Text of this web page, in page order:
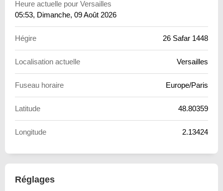
Heure actuelle pour Versailles
05:53, Dimanche, 09 Août 2026
Hégire 26 Safar 1448
Localisation actuelle Versailles
Fuseau horaire Europe/Paris
Latitude 48.80359
Longitude 2.13424
Réglages